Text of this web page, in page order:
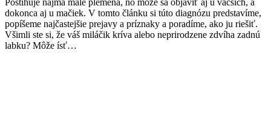
dokonca aj u mačiek. V tomto článku si túto diagnózu predstavíme,
popíšeme najčastejšie prejavy a príznaky a poradíme, ako ju riešiť.
Všimli ste si, že váš miláčik kríva alebo neprirodzene zdvíha zadnú
labku? Môže ísť…